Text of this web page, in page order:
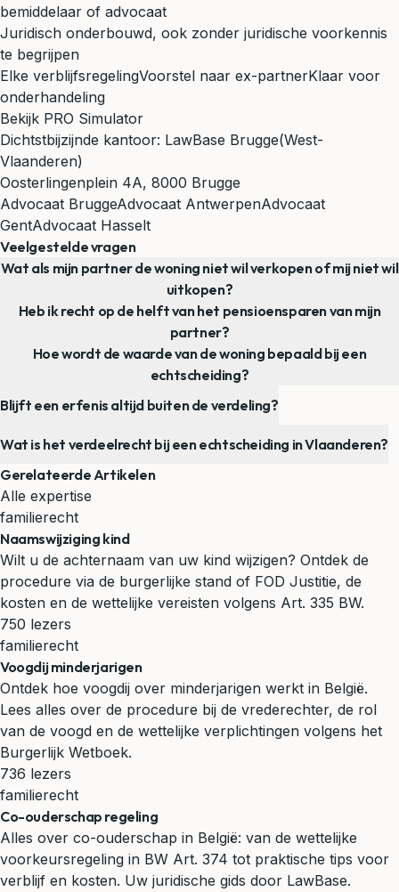
bemiddelaar of advocaat
Juridisch onderbouwd, ook zonder juridische voorkennis
te begrijpen
Elke verblijfsregelingVoorstel naar ex-partnerKlaar voor
onderhandeling
Bekijk PRO Simulator
Dichtstbijzijnde kantoor: LawBase Brugge(West-
Vlaanderen)
Oosterlingenplein 4A, 8000 Brugge
Advocaat BruggeAdvocaat AntwerpenAdvocaat
GentAdvocaat Hasselt
Veelgestelde vragen
Wat als mijn partner de woning niet wil verkopen of mij niet wil
uitkopen?
Heb ik recht op de helft van het pensioensparen van mijn
partner?
Hoe wordt de waarde van de woning bepaald bij een
echtscheiding?
Blijft een erfenis altijd buiten de verdeling?
Wat is het verdeelrecht bij een echtscheiding in Vlaanderen?
Gerelateerde Artikelen
Alle expertise
familierecht
Naamswijziging kind
Wilt u de achternaam van uw kind wijzigen? Ontdek de
procedure via de burgerlijke stand of FOD Justitie, de
kosten en de wettelijke vereisten volgens Art. 335 BW.
750 lezers
familierecht
Voogdij minderjarigen
Ontdek hoe voogdij over minderjarigen werkt in België.
Lees alles over de procedure bij de vrederechter, de rol
van de voogd en de wettelijke verplichtingen volgens het
Burgerlijk Wetboek.
736 lezers
familierecht
Co-ouderschap regeling
Alles over co-ouderschap in België: van de wettelijke
voorkeursregeling in BW Art. 374 tot praktische tips voor
verblijf en kosten. Uw juridische gids door LawBase.